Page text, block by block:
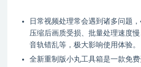
日常视频处理常会遇到诸多问题，
压缩后画质受损、批量处理速度
音轨错乱等，极大影响使用体验。
全新重制版小丸工具箱是一款免